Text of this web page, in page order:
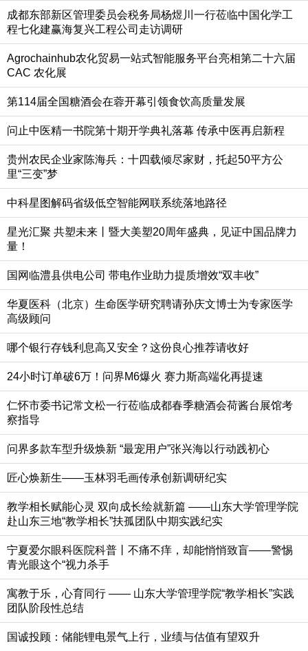
成都东部新区管理委员会税务局杨煜川一行莅临中国化学工
程七化建赢海复兴工程公司走访调研
Agrochainhub农化贸易一站式智能服务平台亮相第二十六届
CAC 农化展
第114届全国糖酒会在蓉开幕引领食饮高质量发展
问止中医精一书院第十期开学典礼落幕 传承中医再启新程
贵州农民企业家陈海兵：十四载倾尽家财，托起50平方公
里“三变”梦
中科星图解码省级低空智能网联系统落地路径
星光汇聚 共塑未来丨暨大美塑20周年盛典，见证中国品牌力
量！
国网临澧县供电公司 带电作业助力提质增效“双丰收”
华夏医科（北京）生命医学研究聘请孙庆文博士为专家医学
高级顾问
哪个银行存钱利息高又安全？这份良心推荐请收好
24小时订单破6万！问界M6爆火 赛力斯高端化再提速
仁怀市委书记常文松一行莅临成都春季糖酒会荷酱台展馆考
察指导
问界多款车型升级焕新 “最宠用户”张兴海以行动践初心
匠心焕新生——玉林羽毛画传承创新调研纪实
教学相长赋能心灵 双向成长绘就新篇 ——山东大学管理学院
赴山东三地“教学相长”扶孤团队中期实践纪实
宁夏爱尔眼科医院科普丨不痛不痒，却能悄悄致盲——警惕
青光眼这个“视力杀手
寓教于乐，心育同行 —— 山东大学管理学院“教学相长”实践
团队阶段性总结
国诚投顾：储能锂电景气上行，业绩与估值有望双升